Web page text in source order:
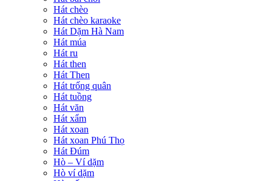
Hát chèo
Hát chèo karaoke
Hát Dặm Hà Nam
Hát múa
Hát ru
Hát then
Hát Then
Hát trống quân
Hát tuồng
Hát văn
Hát xẩm
Hát xoan
Hát xoan Phú Thọ
Hát Đúm
Hò – Ví dặm
Hò ví dặm